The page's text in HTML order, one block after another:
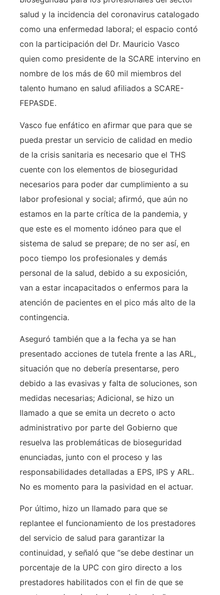
salud y la incidencia del coronavirus catalogado
como una enfermedad laboral; el espacio contó
con la participación del Dr. Mauricio Vasco
quien como presidente de la SCARE intervino en
nombre de los más de 60 mil miembros del
talento humano en salud afiliados a SCARE-
FEPASDE.
Vasco fue enfático en afirmar que para que se
pueda prestar un servicio de calidad en medio
de la crisis sanitaria es necesario que el THS
cuente con los elementos de bioseguridad
necesarios para poder dar cumplimiento a su
labor profesional y social; afirmó, que aún no
estamos en la parte crítica de la pandemia, y
que este es el momento idóneo para que el
sistema de salud se prepare; de no ser así, en
poco tiempo los profesionales y demás
personal de la salud, debido a su exposición,
van a estar incapacitados o enfermos para la
atención de pacientes en el pico más alto de la
contingencia.
Aseguró también que a la fecha ya se han
presentado acciones de tutela frente a las ARL,
situación que no debería presentarse, pero
debido a las evasivas y falta de soluciones, son
medidas necesarias; Adicional, se hizo un
llamado a que se emita un decreto o acto
administrativo por parte del Gobierno que
resuelva las problemáticas de bioseguridad
enunciadas, junto con el proceso y las
responsabilidades detalladas a EPS, IPS y ARL.
No es momento para la pasividad en el actuar.
Por último, hizo un llamado para que se
replantee el funcionamiento de los prestadores
del servicio de salud para garantizar la
continuidad, y señaló que “se debe destinar un
porcentaje de la UPC con giro directo a los
prestadores habilitados con el fin de que se